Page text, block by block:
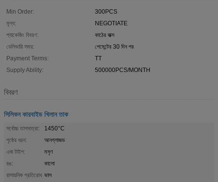
Min Order:
300PCS
মূল্য:
NEGOTIATE
প্যাকেজিং বিবরণ:
কাঠের বাক্স
ডেলিভারি সময়:
পেমেন্টের 30 দিন পর
Payment Terms:
TT
Supply Ability:
500000PCS/MONTH
বিবরণ
সিলিকন কারবাইড খিলান তাক
সর্বোচ্চ তাপমাত্রা:
1450°C
পৃষ্ঠের ধরন:
আনগ্লাজড
এজ টাইপ:
মসৃণ
রঙ:
কালো
রাসায়নিক প্রতিরোধ ভাল